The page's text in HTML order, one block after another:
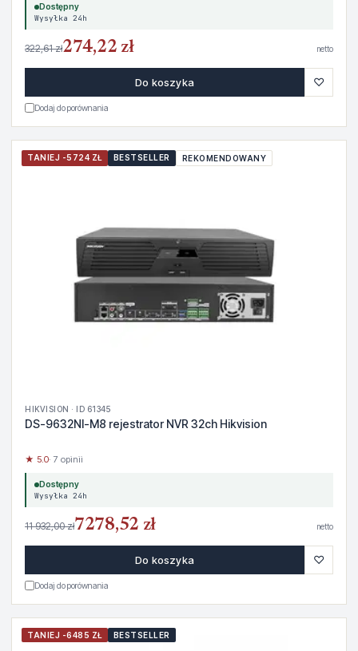
Dostępny
Wysyłka 24h
322,61 zł274,22 zł netto
Do koszyka ♡
Dodaj do porównania
TANIEJ -5724 ZŁ BESTSELLER REKOMENDOWANY
HIKVISION · ID 61345
DS-9632NI-M8 rejestrator NVR 32ch Hikvision
★ 5.0· 7 opinii
Dostępny
Wysyłka 24h
11 932,00 zł7278,52 zł netto
Do koszyka ♡
Dodaj do porównania
TANIEJ -6485 ZŁ BESTSELLER